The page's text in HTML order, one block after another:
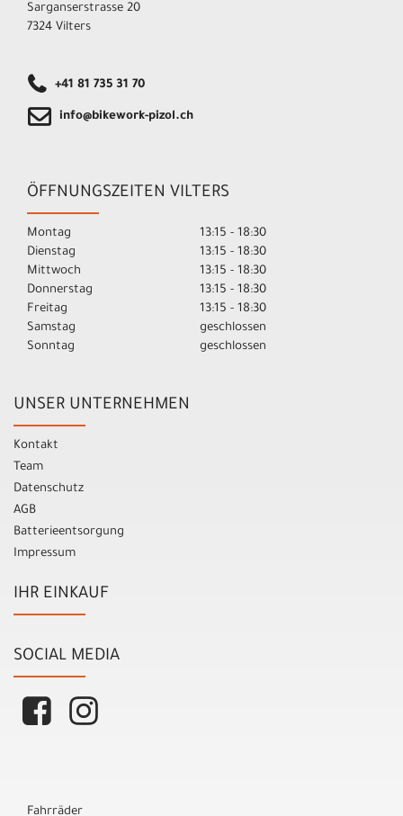
Sarganserstrasse 20
7324 Vilters
+41 81 735 31 70
info@bikework-pizol.ch
ÖFFNUNGSZEITEN VILTERS
Montag
13:15 - 18:30
Dienstag
13:15 - 18:30
Mittwoch
13:15 - 18:30
Donnerstag
13:15 - 18:30
Freitag
13:15 - 18:30
Samstag
geschlossen
Sonntag
geschlossen
UNSER UNTERNEHMEN
Kontakt
Team
Datenschutz
AGB
Batterieentsorgung
Impressum
IHR EINKAUF
SOCIAL MEDIA
Fahrräder